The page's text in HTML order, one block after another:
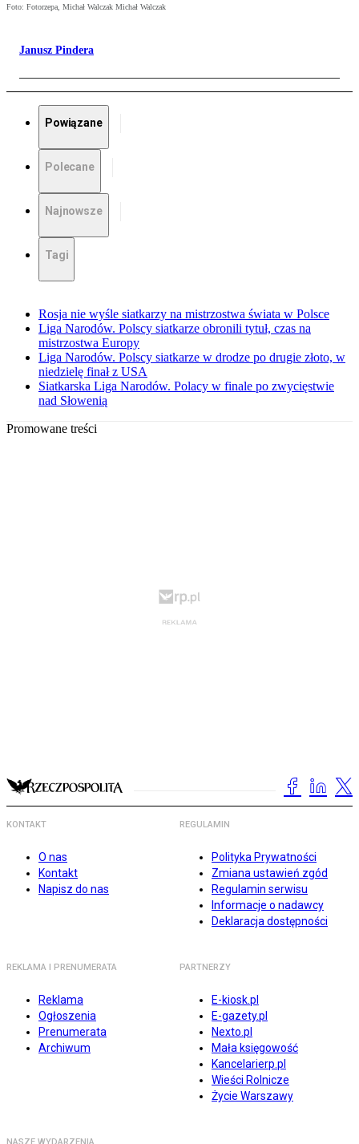
Foto: Fotorzepa, Michał Walczak Michał Walczak
Janusz Pindera
Powiązane
Polecane
Najnowsze
Tagi
Rosja nie wyśle siatkarzy na mistrzostwa świata w Polsce
Liga Narodów. Polscy siatkarze obronili tytuł, czas na
mistrzostwa Europy
Liga Narodów. Polscy siatkarze w drodze po drugie złoto, w
niedzielę finał z USA
Siatkarska Liga Narodów. Polacy w finale po zwycięstwie
nad Słowenią
Promowane treści
KONTAKT
O nas
Kontakt
Napisz do nas
REGULAMIN
Polityka Prywatności
Zmiana ustawień zgód
Regulamin serwisu
Informacje o nadawcy
Deklaracja dostępności
REKLAMA I PRENUMERATA
Reklama
Ogłoszenia
Prenumerata
Archiwum
PARTNERZY
E-kiosk.pl
E-gazety.pl
Nexto.pl
Mała księgowość
Kancelarierp.pl
Wieści Rolnicze
Życie Warszawy